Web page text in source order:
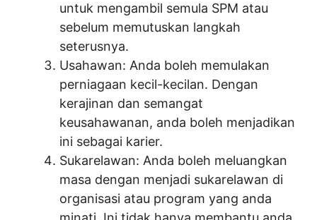
untuk mengambil semula SPM atau
sebelum memutuskan langkah
seterusnya.
Usahawan: Anda boleh memulakan
perniagaan kecil-kecilan. Dengan
kerajinan dan semangat
keusahawanan, anda boleh menjadikan
ini sebagai karier.
Sukarelawan: Anda boleh meluangkan
masa dengan menjadi sukarelawan di
organisasi atau program yang anda